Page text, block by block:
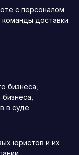
с персоналом
команды доставки
бизнеса,
в суде
юристов и их